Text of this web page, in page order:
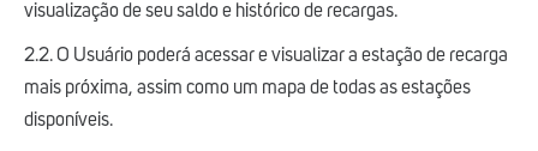
visualização de seu saldo e histórico de recargas.
2.2. O Usuário poderá acessar e visualizar a estação de recarga
mais próxima, assim como um mapa de todas as estações
disponíveis.